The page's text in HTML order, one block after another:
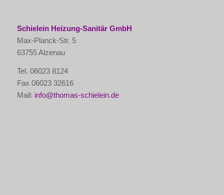
Schielein Heizung-Sanitär GmbH
Max-Planck-Str. 5
63755 Alzenau
Tel. 06023 8124
Fax 06023 32616
Mail: info@thomas-schielein.de